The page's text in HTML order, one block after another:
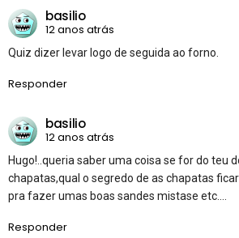
basilio
12 anos atrás
Quiz dizer levar logo de seguida ao forno.
Responder
basilio
12 anos atrás
Hugo!..queria saber uma coisa se for do teu
chapatas,qual o segredo de as chapatas
pra fazer umas boas sandes mistase etc….
Responder